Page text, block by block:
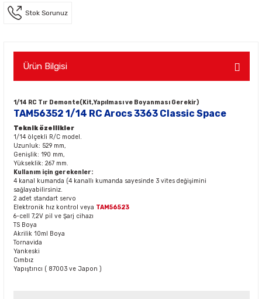
Stok Sorunuz
Ürün Bilgisi
1/14 RC Tır Demonte(Kit,Yapılması ve Boyanması Gerekir)
TAM56352 1/14 RC Arocs 3363 Classic Space
Teknik özellikler
1/14 ölçekli R/C model.
Uzunluk: 529 mm,
Genişlik: 190 mm,
Yükseklik: 267 mm.
Kullanım için gerekenler:
4 kanal kumanda (4 kanallı kumanda sayesinde 3 vites değişimini
sağlayabilirsiniz.
2 adet standart servo
Elektronik hız kontrol veya TAM56523
6-cell 7,2V pil ve Şarj cihazı
TS Boya
Akrilik 10ml Boya
Tornavida
Yankeski
Cımbız
Yapıştırıcı ( 87003 ve Japon )